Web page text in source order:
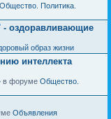
Общество. Политика.
- оздоравливающие
образ жизни
интеллекта
в форуме Общество.
Объявления